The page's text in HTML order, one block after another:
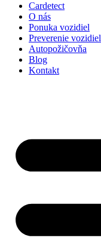
Cardetect
O nás
Ponuka vozidiel
Preverenie vozidiel
Autopožičovňa
Blog
Kontakt